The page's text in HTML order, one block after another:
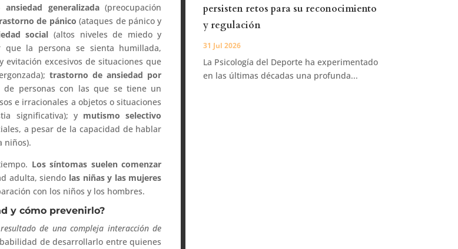
generalizada(preocupación
de pánico(ataques de pánico y
social (altos niveles de miedo y
que la persona se sienta humillada,
evitación excesivos de situaciones que
trastorno de ansiedad por
de personas con las que se tiene un
e irracionales a objetos o situaciones
significativa); y mutismo selectivo
a pesar de la capacidad de hablar
niños).
Los síntomas suelen comenzar
adulta, siendo las niñas y las mujeres
con los niños y los hombres.
y cómo prevenirlo?
de una compleja interacción de
de desarrollarlo entre quienes
persisten retos para su reconocimiento
y regulación
31 Jul 2026
La Psicología del Deporte ha experimentado
en las últimas décadas una profunda...